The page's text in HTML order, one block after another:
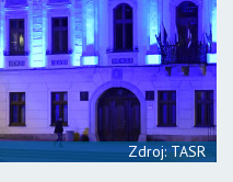
Zdroj: TASR